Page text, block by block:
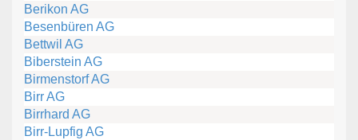
Berikon AG
Besenbüren AG
Bettwil AG
Biberstein AG
Birmenstorf AG
Birr AG
Birrhard AG
Birr-Lupfig AG